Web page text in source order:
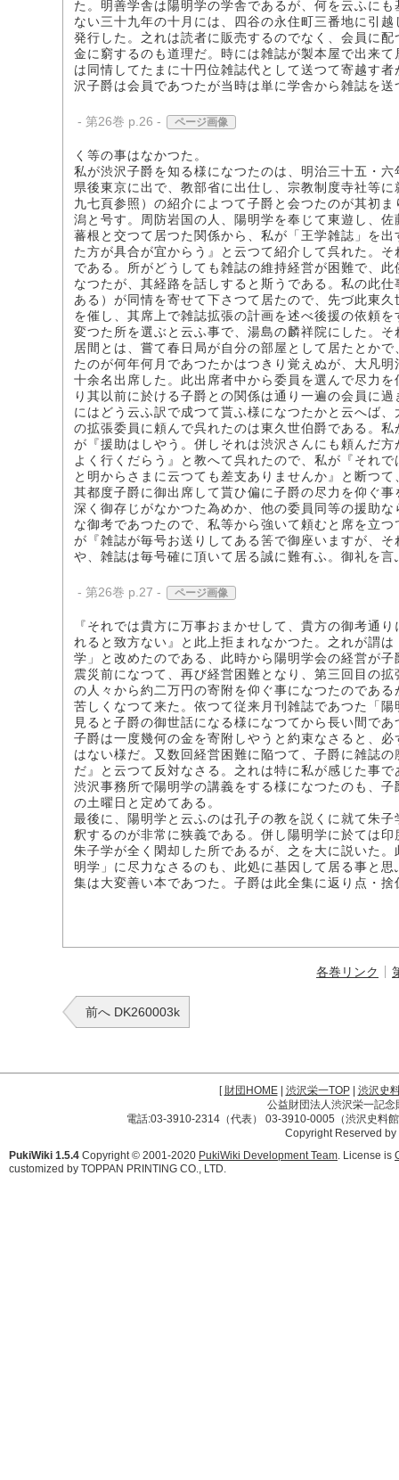
た。明善学舎は陽明学の学舎であるが、何を云ふに
ない三十九年の十月には、四谷の永住町三番地に引
発行した。之れは読者に販売するのでなく、会員に
金に窮するのも道理だ。時には雑誌が製本屋で出来
は同情してたまに十円位雑誌代として送つて寄越す
沢子爵は会員であつたが当時は単に学舎から雑誌を
- 第26巻 p.26 - ページ画像
く等の事はなかつた。
私が渋沢子爵を知る様になつたのは、明治三十五・
県後東京に出で、教部省に出仕し、宗教制度寺社等
九七頁参照）の紹介によつて子爵と会つたのが其初
潟と号す。周防岩国の人、陽明学を奉じて東遊し、
蕃根と交つて居つた関係から、私が「王学雑誌」を
た方が具合が宜からう』と云つて紹介して呉れた。
である。所がどうしても雑誌の維持経営が困難で、
なつたが、其経路を話しすると斯うである。私の此
ある）が同情を寄せて下さつて居たので、先づ此東
を催し、其席上で雑誌拡張の計画を述べ後援の依頼
変つた所を選ぶと云ふ事で、湯島の麟祥院にした。
居間とは、嘗て春日局が自分の部屋として居たとか
たのが何年何月であつたかはつきり覚えぬが、大凡
十余名出席した。此出席者中から委員を選んで尽力
り其以前に於ける子爵との関係は通り一遍の会員に
にはどう云ふ訳で成つて貰ふ様になつたかと云へば
の拡張委員に頼んで呉れたのは東久世伯爵である。
が『援助はしやう。併しそれは渋沢さんにも頼んだ
よく行くだらう』と教へて呉れたので、私が『それ
と明からさまに云つても差支ありませんか』と断つ
其都度子爵に御出席して貰ひ偏に子爵の尽力を仰ぐ
深く御存じがなかつた為めか、他の委員同等の援助
な御考であつたので、私等から強いて頼むと席を立
が『雑誌が毎号お送りしてある筈で御座いますが、
や、雑誌は毎号確に頂いて居る誠に難有ふ。御礼を
- 第26巻 p.27 - ページ画像
『それでは貴方に万事おまかせして、貴方の御考通
れると致方ない』と此上拒まれなかつた。之れが謂
学」と改めたのである、此時から陽明学会の経営が
震災前になつて、再び経営困難となり、第三回目の
の人々から約二万円の寄附を仰ぐ事になつたのであ
苦しくなつて来た。依つて従来月刊雑誌であつた「
見ると子爵の御世話になる様になつてから長い間で
子爵は一度幾何の金を寄附しやうと約束なさると、
はない様だ。又数回経営困難に陥つて、子爵に雑誌
だ』と云つて反対なさる。之れは特に私が感じた事で
渋沢事務所で陽明学の講義をする様になつたのも、
の土曜日と定めてある。
最後に、陽明学と云ふのは孔子の教を説くに就て朱
釈するのが非常に狭義である。併し陽明学に於ては
朱子学が全く閑却した所であるが、之を大に説いた
明学」に尽力なさるのも、此処に基因して居る事と
集は大変善い本であつた。子爵は此全集に返り点・
各巻リンク
前へ DK260003k
[財団HOME| 渋沢栄一TOP| 渋沢史
公益財団法人渋沢栄一記
電話:03-3910-2314（代表） 03-3910-0005（渋沢史料
Copyright Reserved
PukiWiki 1.5.4 Copyright © 2001-2020 PukiWiki Development Team. License is
customized by TOPPAN PRINTING CO., LTD.